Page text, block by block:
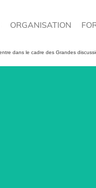
ORGANISATION
dans le cadre des Grandes